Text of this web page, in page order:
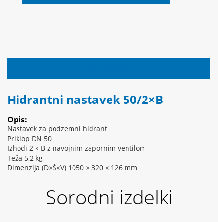
Hidrantni nastavek 50/2×B
Opis:
Nastavek za podzemni hidrant
Priklop DN 50
Izhodi 2 × B z navojnim zapornim ventilom
Teža 5,2 kg
Dimenzija (D×Š×V) 1050 × 320 × 126 mm
Sorodni izdelki